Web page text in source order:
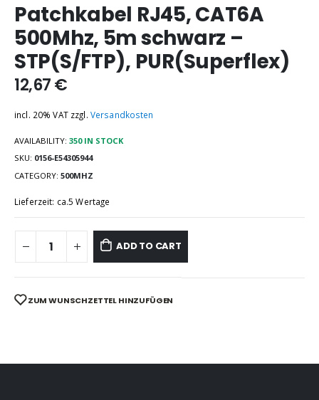
Patchkabel RJ45, CAT6A
500Mhz, 5m schwarz –
STP(S/FTP), PUR(Superflex)
12,67€
incl. 20% VAT zzgl. Versandkosten
AVAILABILITY: 350 IN STOCK
SKU: 0156-E54305944
CATEGORY: 500MHZ
Lieferzeit: ca.5 Wertage
ADD TO CART
ZUM WUNSCHZETTEL HINZUFÜGEN